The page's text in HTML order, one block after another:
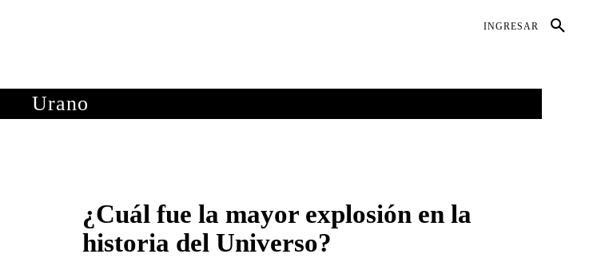
GALERÍASMORE
INGRESAR
Urano
¿Cuál fue la mayor explosión en la
historia del Universo?